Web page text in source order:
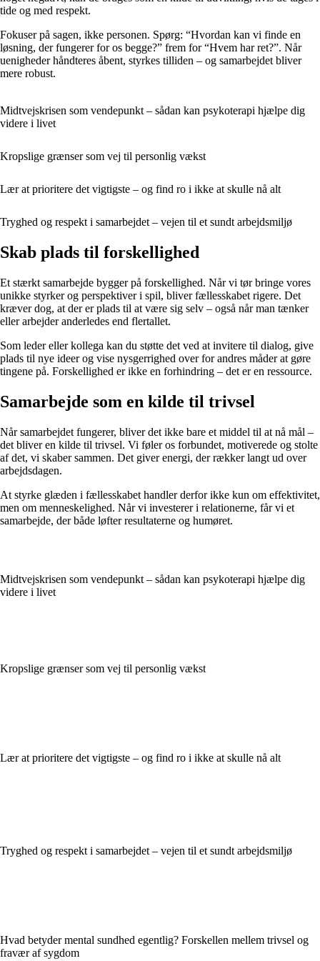
tide og med respekt.
Fokuser på sagen, ikke personen. Spørg: “Hvordan kan vi finde en
løsning, der fungerer for os begge?” frem for “Hvem har ret?”. Når
uenigheder håndteres åbent, styrkes tilliden – og samarbejdet bliver
mere robust.
Midtvejskrisen som vendepunkt – sådan kan psykoterapi hjælpe dig
videre i livet
Kropslige grænser som vej til personlig vækst
Lær at prioritere det vigtigste – og find ro i ikke at skulle nå alt
Tryghed og respekt i samarbejdet – vejen til et sundt arbejdsmiljø
Skab plads til forskellighed
Et stærkt samarbejde bygger på forskellighed. Når vi tør bringe vores
unikke styrker og perspektiver i spil, bliver fællesskabet rigere. Det
kræver dog, at der er plads til at være sig selv – også når man tænker
eller arbejder anderledes end flertallet.
Som leder eller kollega kan du støtte det ved at invitere til dialog, give
plads til nye ideer og vise nysgerrighed over for andres måder at gøre
tingene på. Forskellighed er ikke en forhindring – det er en ressource.
Samarbejde som en kilde til trivsel
Når samarbejdet fungerer, bliver det ikke bare et middel til at nå mål –
det bliver en kilde til trivsel. Vi føler os forbundet, motiverede og stolte
af det, vi skaber sammen. Det giver energi, der rækker langt ud over
arbejdsdagen.
At styrke glæden i fællesskabet handler derfor ikke kun om effektivitet,
men om menneskelighed. Når vi investerer i relationerne, får vi et
samarbejde, der både løfter resultaterne og humøret.
Midtvejskrisen som vendepunkt – sådan kan psykoterapi hjælpe dig
videre i livet
Kropslige grænser som vej til personlig vækst
Lær at prioritere det vigtigste – og find ro i ikke at skulle nå alt
Tryghed og respekt i samarbejdet – vejen til et sundt arbejdsmiljø
Hvad betyder mental sundhed egentlig? Forskellen mellem trivsel og
fravær af sygdom